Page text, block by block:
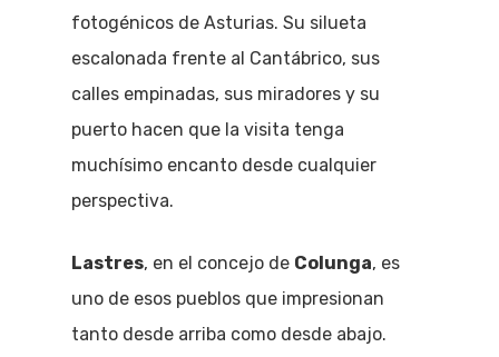
fotogénicos de Asturias. Su silueta
escalonada frente al Cantábrico, sus
calles empinadas, sus miradores y su
puerto hacen que la visita tenga
muchísimo encanto desde cualquier
perspectiva.
Lastres, en el concejo de Colunga, es
uno de esos pueblos que impresionan
tanto desde arriba como desde abajo.